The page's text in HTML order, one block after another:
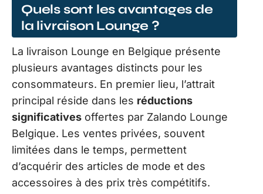
Quels sont les avantages de
la livraison Lounge ?
La livraison Lounge en Belgique présente
plusieurs avantages distincts pour les
consommateurs. En premier lieu, l’attrait
principal réside dans les réductions
significatives offertes par Zalando Lounge
Belgique. Les ventes privées, souvent
limitées dans le temps, permettent
d’acquérir des articles de mode et des
accessoires à des prix très compétitifs.